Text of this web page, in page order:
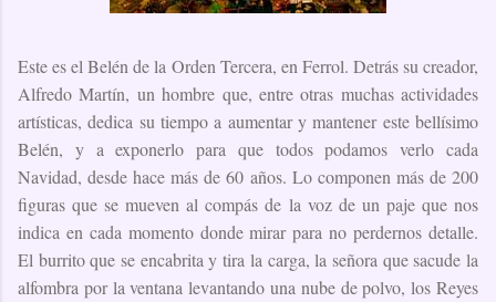
Este es el Belén de la Orden Tercera, en Ferrol. Detrás su creador,
Alfredo Martín, un hombre que, entre otras muchas actividades
artísticas, dedica su tiempo a aumentar y mantener este bellísimo
Belén, y a exponerlo para que todos podamos verlo cada
Navidad, desde hace más de 60 años. Lo componen más de 200
figuras que se mueven al compás de la voz de un paje que nos
indica en cada momento donde mirar para no perdernos detalle.
El burrito que se encabrita y tira la carga, la señora que sacude la
alfombra por la ventana levantando una nube de polvo, los Reyes